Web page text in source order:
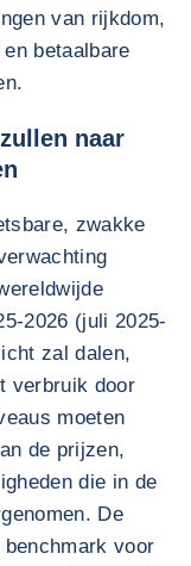
van rijkdom,
betaalbare
naar
zwakke
2026 (juli 2025-
zal dalen,
verbruik door
moeten
de prijzen,
die in de
De
voor